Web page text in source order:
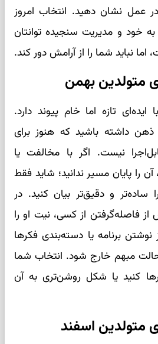
عمل نشان دهید. انتخاب امروز
خود و مدیریت سنجیده توانتان
نباید شما را از آرامش دور کند.
متولدین بهمن
تازه اما خام پیوند دارد.
داشته باشید که هنوز برای
نیست. اگر با مخالفت یا
را پایان مسیر ندانید؛ شاید فقط
ساده‌تر و دقیق‌تر بیان کنید. در
از فاصله‌گرفتن از کسی، نیت او را
نوشتن برنامه یا دسته‌بندی فکرها
مبهم خارج شود. انتخاب شما
کنید یا شکل روشن‌تری به آن
متولدین اسفند